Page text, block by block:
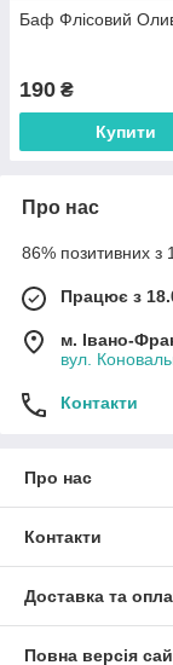
Баф Флісовий
190 ₴
Купити
Про нас
86% позитивних з
Працює з
м. Івано-
вул.
Контакти
Про нас
Контакти
Доставка та
Повна версія